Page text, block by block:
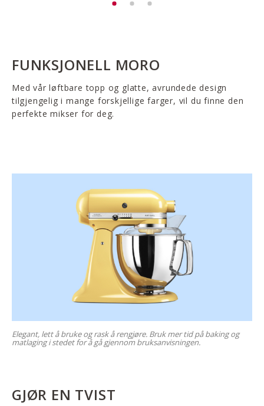
FUNKSJONELL MORO
Med vår løftbare topp og glatte, avrundede design
tilgjengelig i mange forskjellige farger, vil du finne den
perfekte mikser for deg.
Elegant, lett å bruke og rask å rengjøre. Bruk mer tid på baking og
matlaging i stedet for å gå gjennom bruksanvisningen.
GJØR EN TVIST